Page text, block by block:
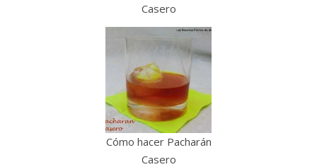
Casero
Cómo hacer Pacharán
Casero